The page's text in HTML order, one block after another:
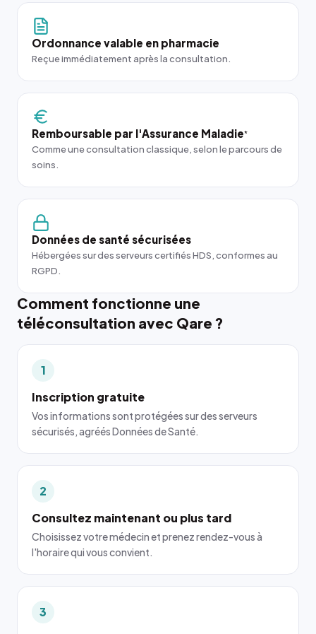
Ordonnance valable en pharmacie
Reçue immédiatement après la consultation.
Remboursable par l'Assurance Maladie*
Comme une consultation classique, selon le parcours de
soins.
Données de santé sécurisées
Hébergées sur des serveurs certifiés HDS, conformes au
RGPD.
Comment fonctionne une
téléconsultation avec Qare ?
1
Inscription gratuite
Vos informations sont protégées sur des serveurs
sécurisés, agréés Données de Santé.
2
Consultez maintenant ou plus tard
Choisissez votre médecin et prenez rendez-vous à
l'horaire qui vous convient.
3